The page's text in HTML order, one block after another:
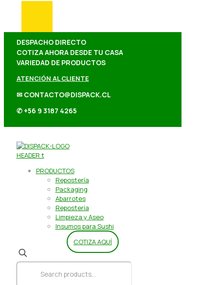
DESPACHO DIRECTO
COTIZA AHORA DESDE TU CASA
VARIEDAD DE PRODUCTOS
ATENCIÓN AL CLIENTE
✉ CONTACTO@DISPACK.CL
✆ +56 9 3187 4265
PRODUCTOS
Repostería
Packaging
Abarrotes
Repostería
Limpieza y Aseo
Insumos para Sushi
COTIZA AQUÍ